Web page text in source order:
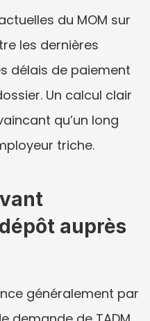
du MOM sur
les dernières
délais de paiement
Un calcul clair
qu’un long
triche.
auprès
généralement par